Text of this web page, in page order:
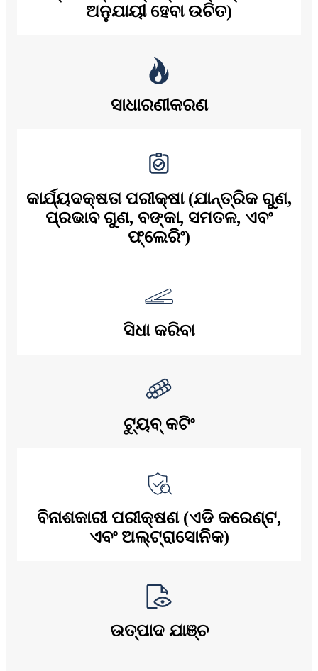
ଅନୁଯାୟୀ ହେବା ଉଚିତ)
ସାଧାରଣୀକରଣ
କାର୍ଯ୍ୟଦକ୍ଷତା ପରୀକ୍ଷା (ଯାନ୍ତ୍ରିକ ଗୁଣ,
ପ୍ରଭାବ ଗୁଣ, ବଙ୍କା, ସମତଳ, ଏବଂ
ଫ୍ଲେରିଂ)
ସିଧା କରିବା
ଟ୍ୟୁବ୍ କଟିଂ
ବିନାଶକାରୀ ପରୀକ୍ଷଣ (ଏଡି କରେଣ୍ଟ,
ଏବଂ ଅଲ୍ଟ୍ରାସୋନିକ)
ଉତ୍ପାଦ ଯାଞ୍ଚ